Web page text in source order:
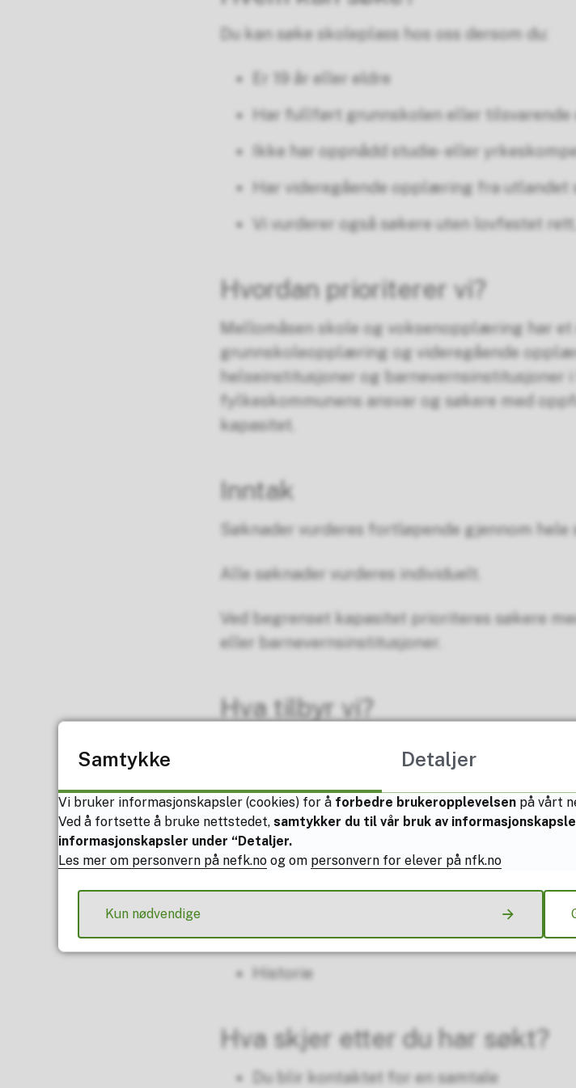
Du kan søke skoleplass hos oss dersom du:
Er 19 år eller eldre
Har fullført grunnskolen eller
Ikke har oppnådd studie- eller
Har videregående opplæring fra utlandet
Vi vurderer også søkere uten lovfestet
Hvordan prioriterer vi?
Mellomåsen skole og voksenopplæring har
grunnskoleopplæring og videregående
helseinstitusjoner og barnevernsinstitusjoner
fylkeskommunens ansvar og søkere med
kapasitet.
Inntak
Søknader vurderes fortløpende gjennom
Alle søknader vurderes individuelt.
Ved begrenset kapasitet prioriteres søkere
eller barnevernsinstitusjoner.
Hva tilbyr vi?
Undervisning i fellesfag som gir generell
Norsk
Engelsk
Matematikk
Samfunnsfag
Historie
Hva skjer etter du har søkt?
Du blir kontaktet for en samtale
Samtykke Detaljer
Vi bruker informasjonskapsler (cookies) for å forbedre brukeropplevelsen på vårt
Ved å fortsette å bruke nettstedet, samtykker du til vår bruk av
informasjonskapsler under “Detaljer.
Les mer om personvern på nefk.no og om personvern for elever på nfk.no
Kun nødvendige